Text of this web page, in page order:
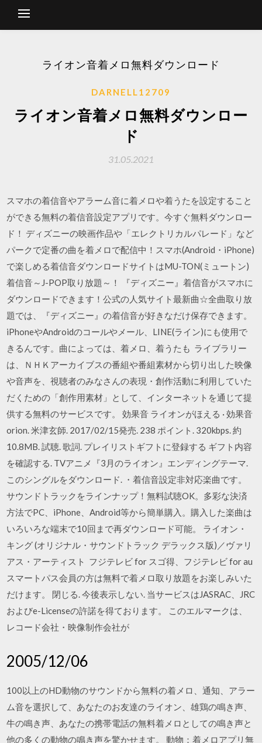
ライオン音着メロ無料ダウンロード
DARNELL12709
ライオン音着メロ無料ダウンロー
ド
31.05.2021
スマホの着信音やアラーム音に着メロや着うたを設定すること
ができる無料の着信音設定アプリです。今すぐ無料ダウンロー
ド！ ディズニーの映画作品や「エレクトリカルパレード」など
パークで定番の曲を着メロで配信中！スマホ(Android・iPhone)
で楽しめる着信音ダウンロードサイトはMU-TON(ミュートン)
着信音～J-POP取り放題～！ 『ディズニー』着信音がスマホに
ダウンロードできます！公式の人気サイト最新曲☆全曲取り放
題では、『ディズニー』の着信音が好きなだけ保存できます。
iPhoneやAndroidのコールやメール、LINE(ライン)にも使用で
きるんです。曲によっては、着メロ、着うたも ライブラリー
は、ＮＨＫアーカイブスの番組や番組素材から切り出した映像
や音声を、視聴者のみなさんの表現・創作活動に利用していた
だくための「創作用素材」として、インターネットを通じて提
供する無料のサービスです。 効果音 ライオンがほえる · 効果音
orion. 米津玄師. 2017/02/15発売. 238 ポイント. 320kbps. 約
10.8MB. 試聴. 歌詞. プレイリストギフトに登録する ギフト内容
を確認する. TVアニメ『3月のライオン』エンディングテーマ.
このシングルをダウンロード. ・着信音設定非対応楽曲です。
サウンドトラックをラインナップ！無料試聴OK。多彩な決済
方法でPC、iPhone、Android等から簡単購入。購入した楽曲は
いろいろな端末で10回まで再ダウンロード可能。 ライオン・
キング (オリジナル・サウンドトラック デラックス版)／ヴァリ
アス・アーティスト フジテレビ for スゴ得、フジテレビ for au
スマートパス会員の方は無料で着メロ取り放題をお楽しみいた
だけます。 閉じる. 今後表示しない. 当サービスはJASRAC、JRC
およびe-Licenseの許諾を得ております。 このエルマークは、
レコード会社・映像制作会社が
2005/12/06
100以上のHD動物のサウンドから無料の着メロ、通知、アラー
ム音を選択して、あなたのお友達のライオン、雄鶏の鳴き声、
牛の鳴き声、あなたの携帯電話の無料着メロとしての鳴き声と
他の多くの動物の鳴き声を驚かせます。 動物：着メロアプリ無